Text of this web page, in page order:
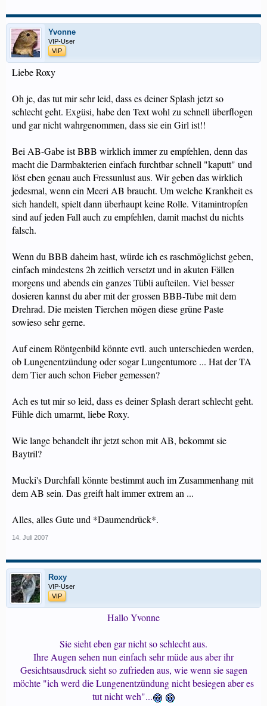
Yvonne
VIP-User
VIP
Liebe Roxy
Oh je, das tut mir sehr leid, dass es deiner Splash jetzt so
schlecht geht. Exgüsi, habe den Text wohl zu schnell überflogen
und gar nicht wahrgenommen, dass sie ein Girl ist!!
Bei AB-Gabe ist BBB wirklich immer zu empfehlen, denn das
macht die Darmbakterien einfach furchtbar schnell "kaputt" und
löst eben genau auch Fressunlust aus. Wir geben das wirklich
jedesmal, wenn ein Meeri AB braucht. Um welche Krankheit es
sich handelt, spielt dann überhaupt keine Rolle. Vitamintropfen
sind auf jeden Fall auch zu empfehlen, damit machst du nichts
falsch.
Wenn du BBB daheim hast, würde ich es raschmöglichst geben,
einfach mindestens 2h zeitlich versetzt und in akuten Fällen
morgens und abends ein ganzes Tübli aufteilen. Viel besser
dosieren kannst du aber mit der grossen BBB-Tube mit dem
Drehrad. Die meisten Tierchen mögen diese grüne Paste
sowieso sehr gerne.
Auf einem Röntgenbild könnte evtl. auch unterschieden werden,
ob Lungenentzündung oder sogar Lungentumore ... Hat der TA
dem Tier auch schon Fieber gemessen?
Ach es tut mir so leid, dass es deiner Splash derart schlecht geht.
Fühle dich umarmt, liebe Roxy.
Wie lange behandelt ihr jetzt schon mit AB, bekommt sie
Baytril?
Mucki's Durchfall könnte bestimmt auch im Zusammenhang mit
dem AB sein. Das greift halt immer extrem an ...
Alles, alles Gute und *Daumendrück*.
14. Juli 2007
Roxy
VIP-User
VIP
Hallo Yvonne
Sie sieht eben gar nicht so schlecht aus.
Ihre Augen sehen nun einfach sehr müde aus aber ihr
Gesichtsausdruck sieht so zufrieden aus, wie wenn sie sagen
möchte "ich werd die Lungenentzündung nicht besiegen aber es
tut nicht weh"...